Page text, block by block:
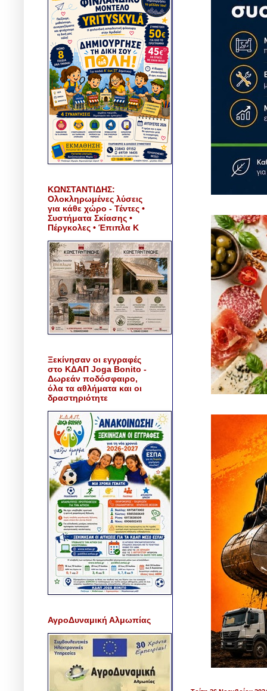
ΚΩΝΣΤΑΝΤΙΔΗΣ:
Ολοκληρωμένες λύσεις
για κάθε χώρο - Τέντες •
Συστήματα Σκίασης •
Πέργκολες • Έπιπλα Κ
Ξεκίνησαν οι εγγραφές
στο ΚΔΑΠ Joga Bonito -
Δωρεάν ποδόσφαιρο,
όλα τα αθλήματα και οι
δραστηριότητε
ΑγροΔυναμική Αλμωπίας